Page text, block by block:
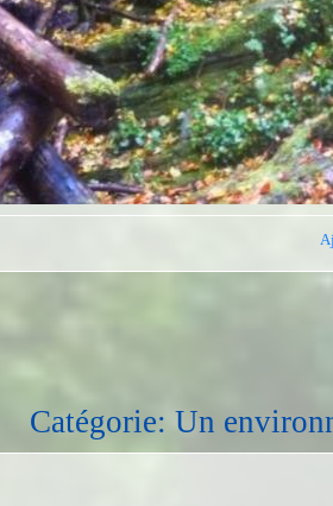
Catégorie: Un